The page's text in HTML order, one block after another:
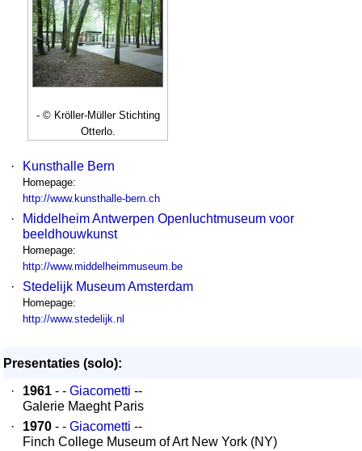
- © Kröller-Müller Stichting
Otterlo.
· Kunsthalle Bern
Homepage:
http://www.kunsthalle-bern.ch
·
Middelheim Antwerpen Openluchtmuseum voor
beeldhouwkunst
Homepage:
http://www.middelheimmuseum.be
· Stedelijk Museum Amsterdam
Homepage:
http://www.stedelijk.nl
Presentaties (solo):
·
1961 - - Giacometti --
Galerie Maeght Paris
·
1970 - - Giacometti --
Finch College Museum of Art New York (NY)